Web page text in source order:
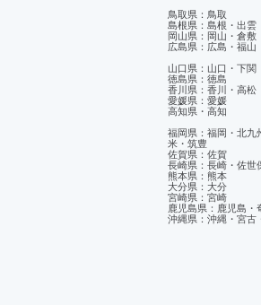
鳥取県：鳥取
島根県：島根・出雲
岡山県：岡山・倉敷
広島県：広島・福山
山口県：山口・下関
徳島県：徳島
香川県：香川・高松
愛媛県：愛媛
​高知県・高知
福岡県：福岡・北九
米・筑豊
佐賀県：佐賀
長崎県：長崎・佐世
熊本県：熊本
大分県：大分
宮崎県：宮崎
鹿児島県：鹿児島・
沖縄県：沖縄・宮古